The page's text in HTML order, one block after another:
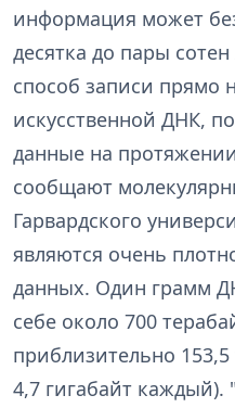
информация может
десятка до пары
способ записи прямо
искусственной ДНК,
данные на
сообщают
Гарвардского
являются очень
данных. Один грамм
себе около 700
приблизительно
4,7 гигабайт